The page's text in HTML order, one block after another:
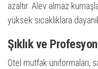
azaltır. Alev almaz
yüksek sıcaklıklara
Şıklık ve
Otel mutfak üniformaları,